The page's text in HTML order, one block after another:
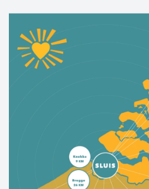
La Flandre zélandaise
meilleur des deux
culturelle riche, des
pittoresques, des
des jolies pistes
tout est